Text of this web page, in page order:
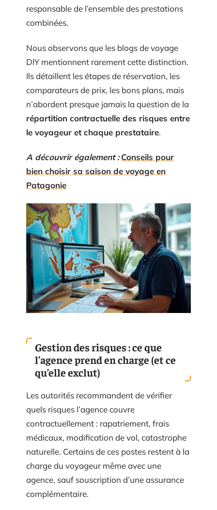
responsable de l’ensemble des prestations
combinées.
Nous observons que les blogs de voyage
DIY mentionnent rarement cette distinction.
Ils détaillent les étapes de réservation, les
comparateurs de prix, les bons plans, mais
n’abordent presque jamais la question de la
répartition contractuelle des risques entre
le voyageur et chaque prestataire.
A découvrir également : Conseils pour
bien choisir sa saison de voyage en
Patagonie
Gestion des risques : ce que
l’agence prend en charge (et ce
qu’elle exclut)
Les autorités recommandent de vérifier
quels risques l’agence couvre
contractuellement : rapatriement, frais
médicaux, modification de vol, catastrophe
naturelle. Certains de ces postes restent à la
charge du voyageur même avec une
agence, sauf souscription d’une assurance
complémentaire.